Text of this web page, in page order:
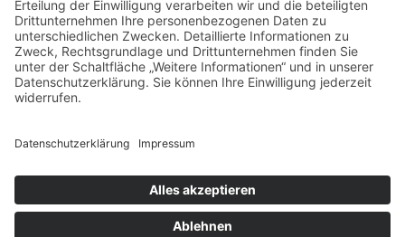
Unsere Öffnungszeiten:
Mo. – Do. 7:00 – 12:00 Uhr
und 13:00 – 16:00 Uhr,
Fr. 7:00 – 12:00 Uhr
E-Mail:info@krummholz-coburg.de